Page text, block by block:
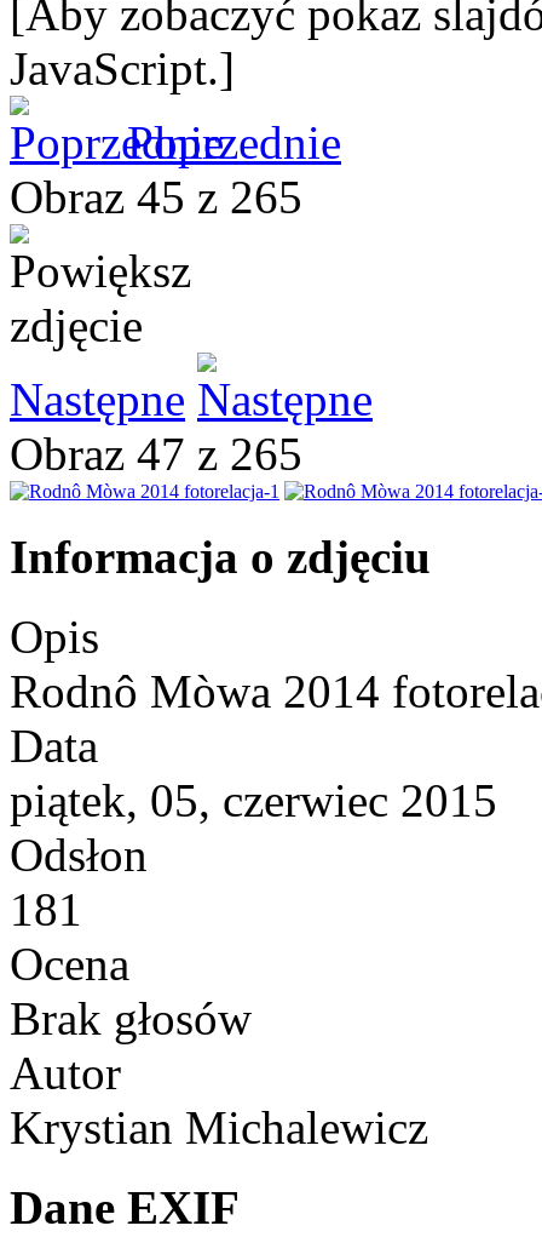
[Aby zobaczyć pokaz
JavaScript.]
Poprzednie
Obraz 45 z 265
Następne
Obraz 47 z 265
Informacja o zdjęciu
Opis
Rodnô Mòwa 2014
Data
piątek, 05, czerwiec 2015
Odsłon
181
Ocena
Brak głosów
Autor
Krystian Michalewicz
Dane EXIF